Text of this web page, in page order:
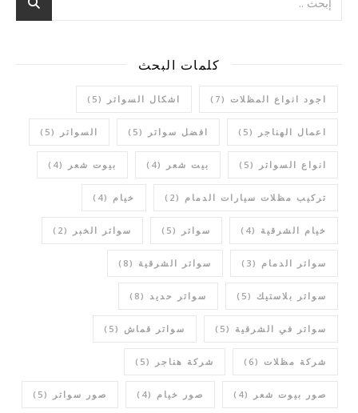
كلمات البحث
اجود انواع المظلات (7) اشكال السواتر (5)
اعمال الهناجر (5) افضل سواتر (5) السواتر (5)
انواع السواتر (5) بيت شعر (4) بيوت شعر (4)
تركيب مظلات سيارات الدمام (2) خيام (4)
خيام الشرقية (4) سواتر (5) سواتر الخبر (2)
سواتر الدمام (3) سواتر الشرقية (8)
سواتر بلاستيك (5) سواتر حديد (8)
سواتر في الشرقية (5) سواتر قماش (5)
شركة مظلات (6) شركة هناجر (5)
صور بيوت شعر (4) صور خيام (4) صور سواتر (5)